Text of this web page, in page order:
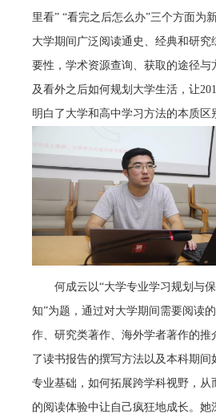
里看” “看完之后怎么办”三个方面为
大学期间广泛阅读通史、经典和研究
要性，学术资源查询、获取的途径与
及看外之后如何规划大学生活，让
明白了大学和高中学习方法的本质区
何成云以“大学专业学习规划与
知”为题，通过对大学期间需要阅读
作、研究类著作、海外学者著作的推
了读书报告的撰写方法以及本科期间
专业基础，如何拓展跨学科视野，从
的阅读体验中让自己疯狂地成长。她